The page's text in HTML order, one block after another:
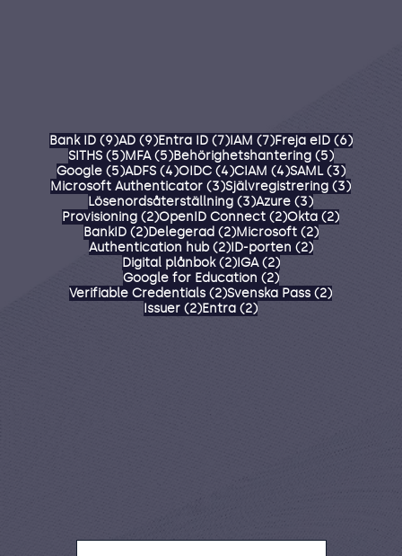
Bank ID (9)9 inlägg
AD (9)9 inlägg
Entra ID (7)7 inlägg
IAM (7)7 inlägg
Freja eID (6)6 inlägg
SITHS (5)5 inlägg
MFA (5)5 inlägg
Behörighetshantering (5)5 inlägg
Google (5)5 inlägg
ADFS (4)4 inlägg
OIDC (4)4 inlägg
CIAM (4)4 inlägg
SAML (3)3 inlägg
Microsoft Authenticator (3)3 inlägg
Självregistrering (3)3 inlägg
Lösenordsåterställning (3)3 inlägg
Azure (3)3 inlägg
Provisioning (2)2 inlägg
OpenID Connect (2)2 inlägg
Okta (2)2 inlägg
BankID (2)2 inlägg
Delegerad (2)2 inlägg
Microsoft (2)2 inlägg
Authentication hub (2)2 inlägg
ID-porten (2)2 inlägg
Digital plånbok (2)2 inlägg
IGA (2)2 inlägg
Google for Education (2)2 inlägg
Verifiable Credentials (2)2 inlägg
Svenska Pass (2)2 inlägg
Issuer (2)2 inlägg
Entra (2)2 inlägg